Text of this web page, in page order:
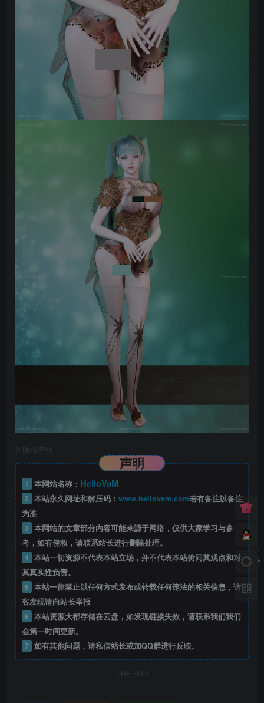
版权声明
声明
1 本网站名称： HelloVaM
2 本站永久网址和解压码： www.hellovam.com若有备注以备注
为准
3 本网站的文章部分内容可能来源于网络，仅供大家学习与参
考，如有侵权，请联系站长进行删除处理。
4 本站一切资源不代表本站立场，并不代表本站赞同其观点和对
其真实性负责。
5 本站一律禁止以任何方式发布或转载任何违法的相关信息，访
客发现请向站长举报
6 本站资源大都存储在云盘，如发现链接失效，请联系我们我们
会第一时间更新。
7 如有其他问题，请私信站长或加QQ群进行反映。
THE END